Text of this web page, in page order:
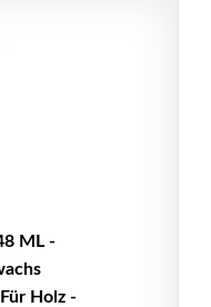
ML -
Holz -